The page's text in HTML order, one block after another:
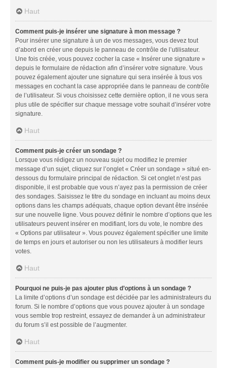
Haut
Comment puis-je insérer une signature à mon message ?
Pour insérer une signature à un de vos messages, vous devez tout
d’abord en créer une depuis le panneau de contrôle de l’utilisateur.
Une fois créée, vous pouvez cocher la case « Insérer une signature »
depuis le formulaire de rédaction afin d’insérer votre signature. Vous
pouvez également ajouter une signature qui sera insérée à tous vos
messages en cochant la case appropriée dans le panneau de contrôle
de l’utilisateur. Si vous choisissez cette dernière option, il ne vous sera
plus utile de spécifier sur chaque message votre souhait d’insérer votre
signature.
Haut
Comment puis-je créer un sondage ?
Lorsque vous rédigez un nouveau sujet ou modifiez le premier
message d’un sujet, cliquez sur l’onglet « Créer un sondage » situé en-
dessous du formulaire principal de rédaction. Si cet onglet n’est pas
disponible, il est probable que vous n’ayez pas la permission de créer
des sondages. Saisissez le titre du sondage en incluant au moins deux
options dans les champs adéquats, chaque option devant être insérée
sur une nouvelle ligne. Vous pouvez définir le nombre d’options que les
utilisateurs peuvent insérer en modifiant, lors du vote, le nombre des
« Options par utilisateur ». Vous pouvez également spécifier une limite
de temps en jours et autoriser ou non les utilisateurs à modifier leurs
votes.
Haut
Pourquoi ne puis-je pas ajouter plus d’options à un sondage ?
La limite d’options d’un sondage est décidée par les administrateurs du
forum. Si le nombre d’options que vous pouvez ajouter à un sondage
vous semble trop restreint, essayez de demander à un administrateur
du forum s’il est possible de l’augmenter.
Haut
Comment puis-je modifier ou supprimer un sondage ?